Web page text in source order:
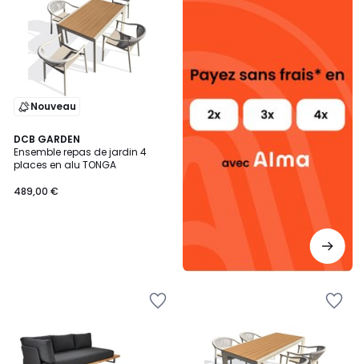
Nouveau
DCB GARDEN
Ensemble repas de jardin 4
places en alu TONGA
489,00 €